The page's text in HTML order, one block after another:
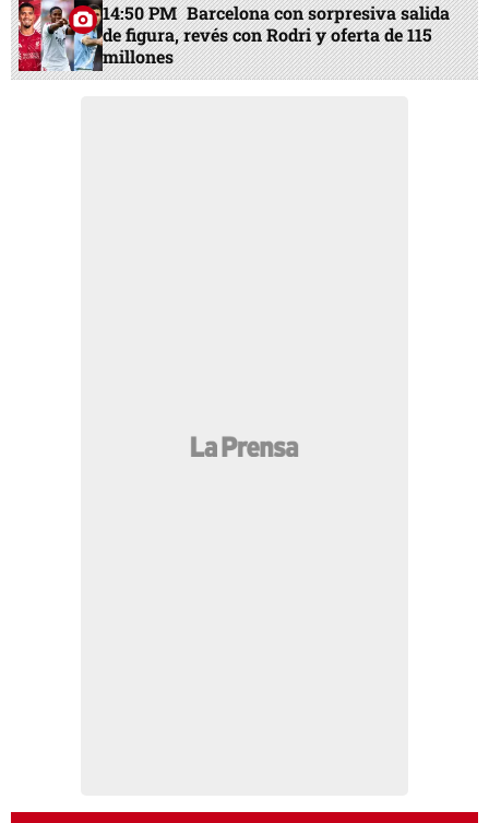
14:50 PM Barcelona con sorpresiva salida
de figura, revés con Rodri y oferta de 115
millones